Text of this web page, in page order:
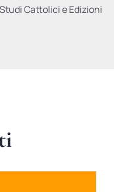
Cattolici e Edizioni